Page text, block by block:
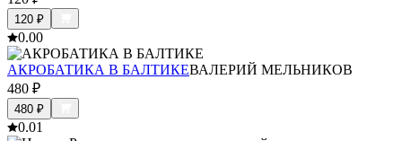
120 ₽
0.00
АКРОБАТИКА В БАЛТИКЕВАЛЕРИЙ МЕЛЬНИКОВ
480 ₽
480 ₽
0.01